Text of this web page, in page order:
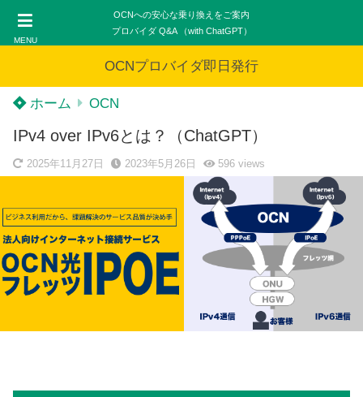
MENU
OCNへの安心な乗り換えをご案内
プロバイダ Q&A （with ChatGPT）
OCNプロバイダ即日発行
ホーム OCN
IPv4 over IPv6とは？（ChatGPT）
2025年11月27日 2023年5月26日 596views